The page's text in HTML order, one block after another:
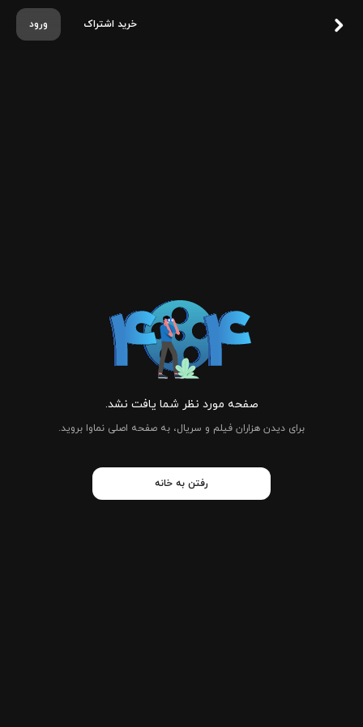
ورود خرید اشتراک
صفحه مورد نظر شما یافت نشد.
برای دیدن هزاران فیلم و سریال، به صفحه اصلی نماوا بروید.
رفتن به خانه